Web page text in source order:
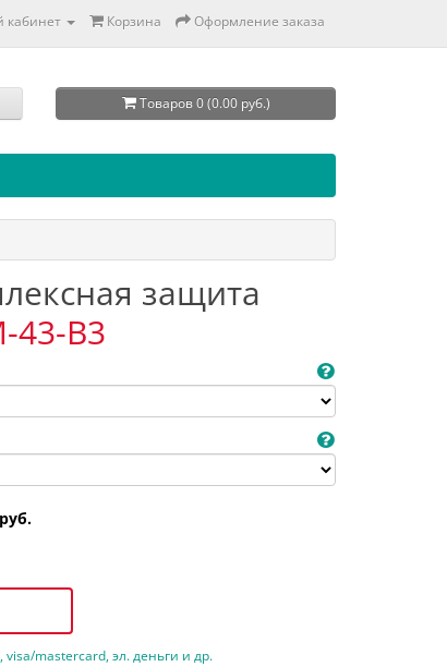
кабинет Корзина Оформление заказа
Товаров 0 (0.00 руб.)
защита
43-B3
mastercard, эл. деньги и др.